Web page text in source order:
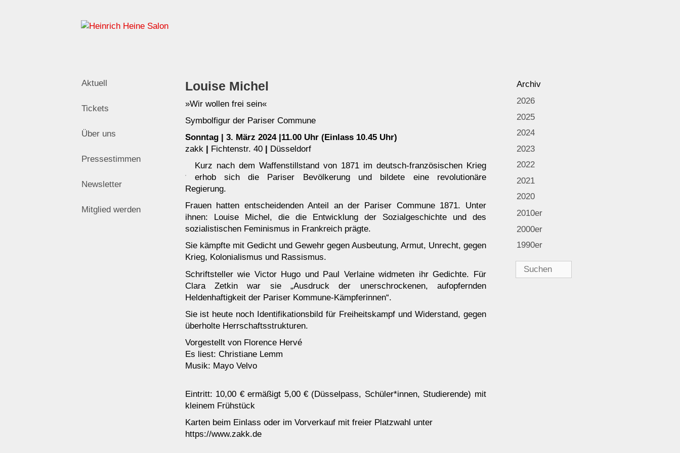
Louise Michel
»Wir wollen frei sein«
Symbolfigur der Pariser Commune
Sonntag | 3. März 2024 |11.00 Uhr (Einlass 10.45 Uhr)
zakk| Fichtenstr. 40 | Düsseldorf
Kurz nach dem Waffenstillstand von 1871 im deutsch-französischen Krieg
erhob sich die Pariser Bevölkerung und bildete eine revolutionäre
Regierung.
Frauen hatten entscheidenden Anteil an der Pariser Commune 1871. Unter
ihnen: Louise Michel, die die Entwicklung der Sozialgeschichte und des
sozialistischen Feminismus in Frankreich prägte.
Sie kämpfte mit Gedicht und Gewehr gegen Ausbeutung, Armut, Unrecht, gegen
Krieg, Kolonialismus und Rassismus.
Schriftsteller wie Victor Hugo und Paul Verlaine widmeten ihr Gedichte. Für
Clara Zetkin war sie „Ausdruck der unerschrockenen, aufopfernden
Heldenhaftigkeit der Pariser Kommune-Kämpferinnen“.
Sie ist heute noch Identifikationsbild für Freiheitskampf und Widerstand, gegen
überholte Herrschaftsstrukturen.
Vorgestellt von Florence Hervé
Es liest: Christiane Lemm
Musik: Mayo Velvo
Eintritt: 10,00 € ermäßigt 5,00 € (Düsselpass, Schüler*innen, Studierende) mit
kleinem Frühstück
Karten beim Einlass oder im Vorverkauf mit freier Platzwahl unter
https://www.zakk.de
Aktuell
Tickets
Über uns
Pressestimmen
Newsletter
Mitglied werden
Archiv
2026
2025
2024
2023
2022
2021
2020
2010er
2000er
1990er
Suchen
nach: